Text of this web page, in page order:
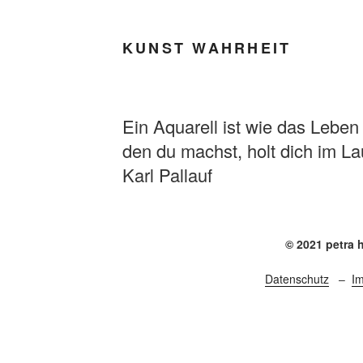
KUNST WAHRHEIT
Ein Aquarell ist wie das
den du machst, holt dich im
Karl Pallauf
© 2021 petra
Datenschutz –